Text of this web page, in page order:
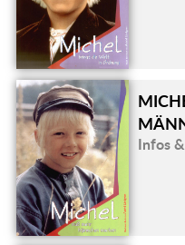
Infos